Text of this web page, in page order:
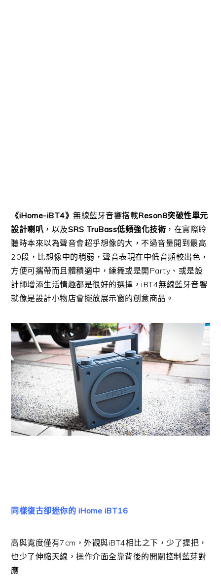
《iHome-iBT4》無線藍牙音響搭載Reson8突破性單元
設計喇叭 ，以及SRS TruBass低頻強化技術 ，在實際聆
聽時本來以為聲音會超乎想像的大，不過音量開到最高
20段，比想像中的稍弱，聲音表現在中低音頻較出色，
方便可攜帶而且體積適中，練舞或是開Party、或是設
計師增添生活情趣都是很好的選擇，iBT4無線藍牙音響
就像是設計小物店會擺放展示窗的創意商品。
同樣復古卻迷你的 iHome iBT16
高與寬度僅有7cm，外觀與iBT4相比之下，少了提把，
也少了伸縮天線，操作介面全靠背後的開關控制藍芽對
應